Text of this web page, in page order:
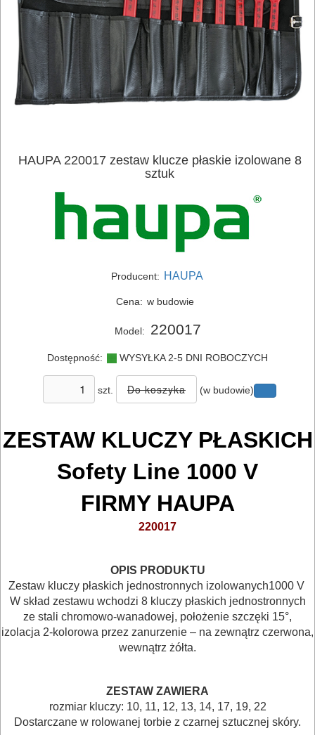
ELEKTRONARZĘDZIA
ELEKTRONARZĘDZIA
AKUMULATOROWE
OSPRZĘT
ELEKTRONARZĘDZI
MAGAZYNOWANIE
TRANSPORTOWANIE
NARZĘDZIA
ELEKTRY..
MASZYNKI
URZĄDZENIA
BUDOWLANE
BRUKARSKIE
OBRÓBKA
HAUPA 220017 zestaw klucze płaskie izolowane 8
sztuk
Producent: HAUPA
Cena: w budowie
Model: 220017
Dostępność: WYSYŁKA 2-5 DNI ROBOCZYCH
szt. (w budowie)
ZESTAW KLUCZY PŁASKICH
Sofety Line 1000 V
FIRMY HAUPA
220017
OPIS PRODUKTU
Zestaw kluczy płaskich jednostronnych izolowanych1000 V
W skład zestawu wchodzi 8 kluczy płaskich jednostronnych
ze stali chromowo-wanadowej, położenie szczęki 15°,
izolacja 2-kolorowa przez zanurzenie – na zewnątrz czerwona,
wewnątrz żółta.
ZESTAW ZAWIERA
rozmiar kluczy: 10, 11, 12, 13, 14, 17, 19, 22
Dostarczane w rolowanej torbie z czarnej sztucznej skóry.